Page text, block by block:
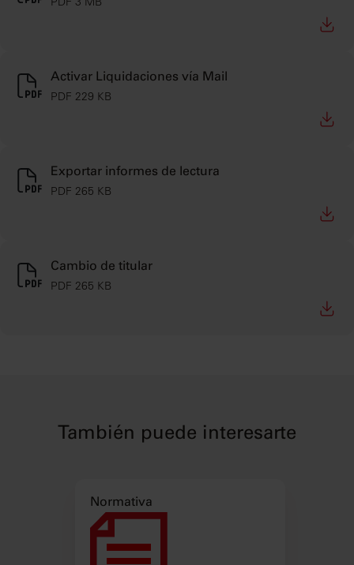
Activar Liquidaciones vía Mail
PDF 229 KB
Exportar informes de lectura
PDF 265 KB
Cambio de titular
PDF 265 KB
También puede interesarte
Normativa